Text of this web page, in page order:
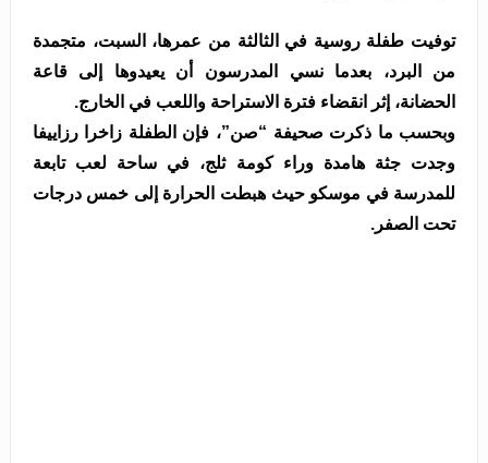
توفيت طفلة روسية في الثالثة من عمرها، السبت، متجمدة
من البرد، بعدما نسي المدرسون أن يعيدوها إلى قاعة
الحضانة، إثر انقضاء فترة الاستراحة واللعب في الخارج.
وبحسب ما ذكرت صحيفة “صن”، فإن الطفلة زاخرا رزاييفا
وجدت جثة هامدة وراء كومة ثلج، في ساحة لعب تابعة
للمدرسة في موسكو حيث هبطت الحرارة إلى خمس درجات
تحت الصفر.